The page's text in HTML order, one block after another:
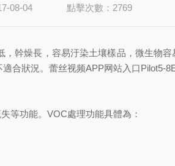
08-04 點擊次數：2769
幹燥長，容易汙染土壤樣品，微生物
合狀況。蕾丝视频APP网站入口Pilot5-
等功能。VOC處理功能具體為：